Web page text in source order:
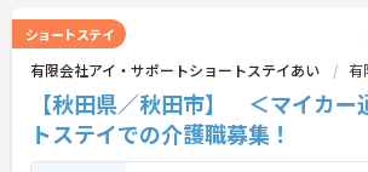
ショートステイ
有限会社アイ・サポートショートステイあい 有
【秋田県／秋田市】 ＜マイカー
トステイでの介護職募集！